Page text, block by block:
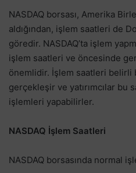
NASDAQ borsası, Amerika
aldığından, işlem saatleri de
göredir. NASDAQ’ta işlem
işlem saatleri ve öncesinde
önemlidir. İşlem saatleri belirli
gerçekleşir ve yatırımcılar bu
işlemleri yapabilirler.
NASDAQ İşlem Saatleri
NASDAQ borsasında normal